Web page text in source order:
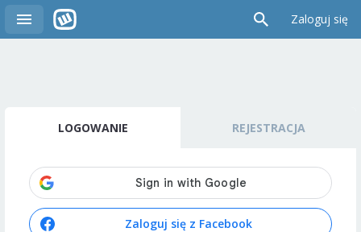
Zaloguj się
LOGOWANIE REJESTRACJA
Zaloguj się z Facebook